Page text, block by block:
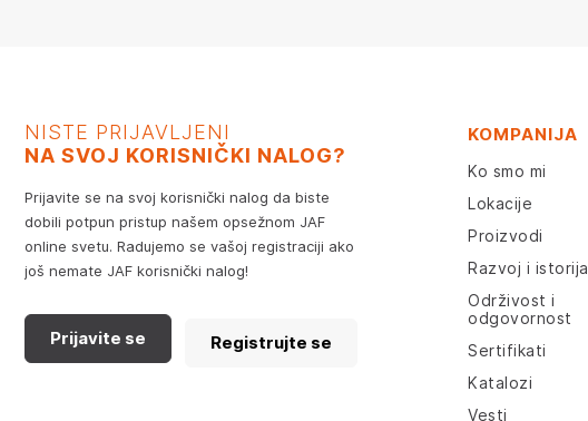
NISTE PRIJAVLJENI
NA SVOJ KORISNIČKI NALOG?
Prijavite se na svoj korisnički nalog da biste
dobili potpun pristup našem opsežnom JAF
online svetu. Radujemo se vašoj registraciji ako
još nemate JAF korisnički nalog!
Prijavite se Registrujte se
KOMPANIJA
Ko smo mi
Lokacije
Proizvodi
Razvoj i istorija
Održivost i
odgovornost
Sertifikati
Katalozi
Vesti